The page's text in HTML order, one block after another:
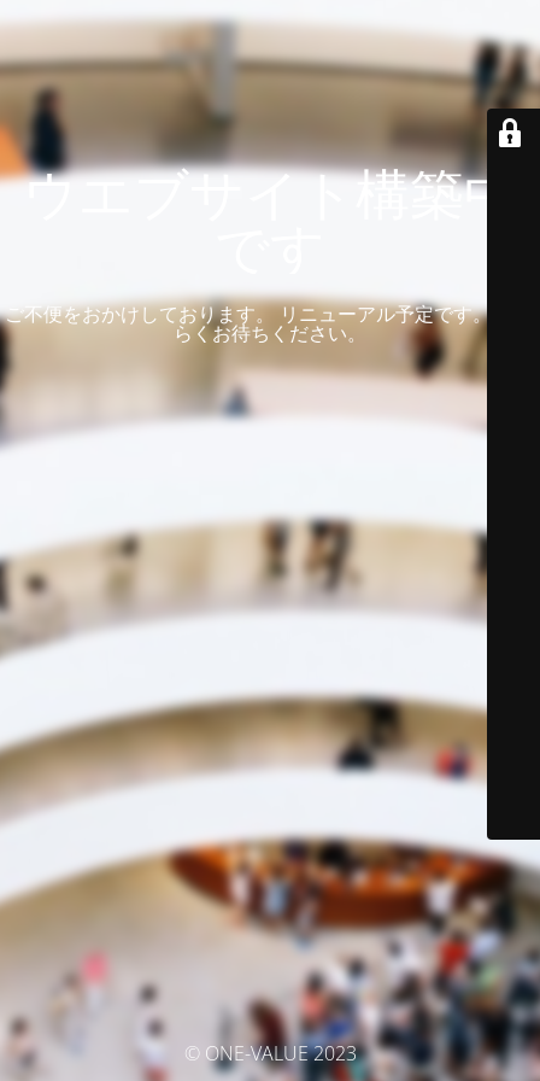
ウエブサイト構築中
ご不便をおかけしております。 リニューアル予定です。 しば
らくお待ちください。
© ONE-VALUE 2023